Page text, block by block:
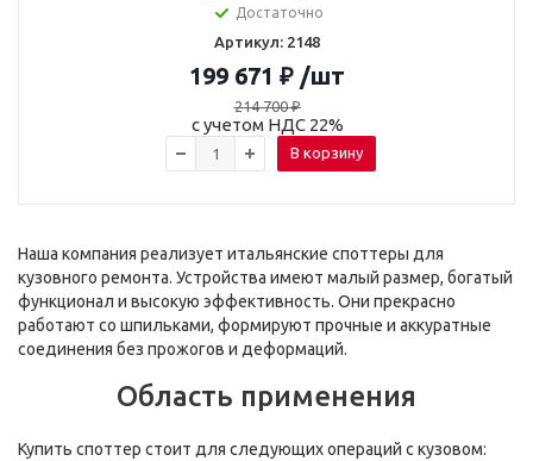
Достаточно
Артикул: 2148
199 671 ₽ /шт
214 700₽
с учетом НДС 22%
В корзину
Наша компания реализует итальянские споттеры для
кузовного ремонта. Устройства имеют малый размер, богатый
функционал и высокую эффективность. Они прекрасно
работают со шпильками, формируют прочные и аккуратные
соединения без прожогов и деформаций.
Область применения
Купить споттер стоит для следующих операций с кузовом: